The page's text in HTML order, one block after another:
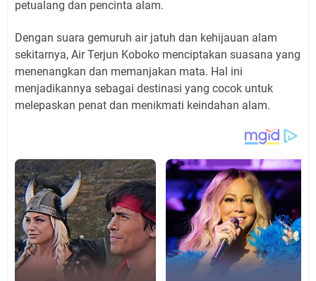
petualang dan pencinta alam.
Dengan suara gemuruh air jatuh dan kehijauan alam
sekitarnya, Air Terjun Koboko menciptakan suasana yang
menenangkan dan memanjakan mata. Hal ini
menjadikannya sebagai destinasi yang cocok untuk
melepaskan penat dan menikmati keindahan alam.